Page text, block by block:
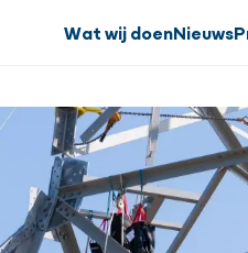
Wat wij doenNieuws